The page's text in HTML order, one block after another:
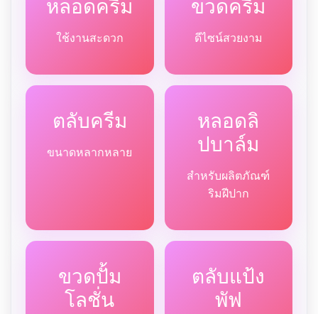
ใช้งานสะดวก ดีไซน์สวยงาม
ตลับครีม
ขนาดหลากหลาย
หลอดลิ
ปบาล์ม
สำหรับผลิตภัณฑ์
ริมฝีปาก
ขวดปั้ม
โลชั่น
ตลับแป้ง
พัฟ